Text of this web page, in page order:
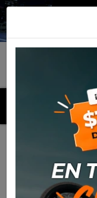
MENU
Productos